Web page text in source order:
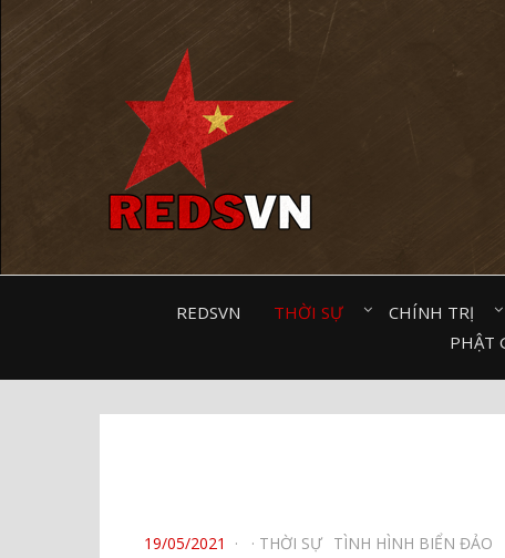
REDSVN THỜI SỰ⠀ CHÍNH TRỊ⠀
PHẬT
POSTED
19/05/2021 THỜI SỰ⠀ TÌNH HÌNH BIỂN ĐẢO⠀